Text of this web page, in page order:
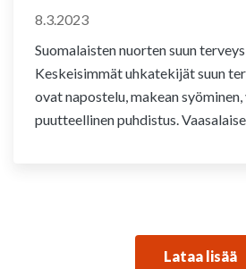
8.3.2023
Suomalaisten nuorten suun
Keskeisimmät uhkatekijät suun
ovat napostelu, makean
puutteellinen puhdistus.
Lataa lisää